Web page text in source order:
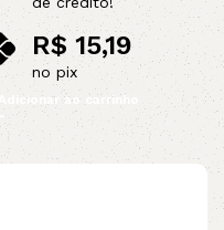
R$ 15,19
no pix
Adicionar ao carrinho